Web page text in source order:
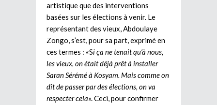
artistique que des interventions
basées sur les élections à venir. Le
représentant des vieux, Abdoulaye
Zongo, s’est, pour sa part, exprimé en
ces termes : «Si ça ne tenait qu’à nous,
les vieux, on était déjà prêt à installer
Saran Sérémé à Kosyam. Mais comme on
dit de passer par des élections, on va
respecter cela». Ceci, pour confirmer